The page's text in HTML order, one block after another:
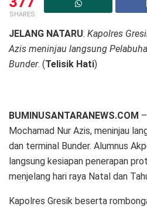
SHARES
JELANG NATARU: Kapolres
Azis meninjau langsung
Bunder. (Telisik Hati)
BUMINUSANTARANEWS.COM
Mochamad Nur Azis, meninjau
dan terminal Bunder. Alumnus
langsung kesiapan penerapan
menjelang hari raya Natal dan
Kapolres Gresik beserta